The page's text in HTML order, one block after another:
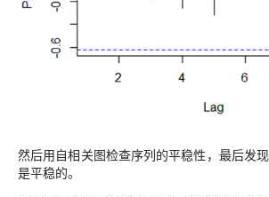
然后用自相关图检查序列的平稳性，最后发
是平稳的。